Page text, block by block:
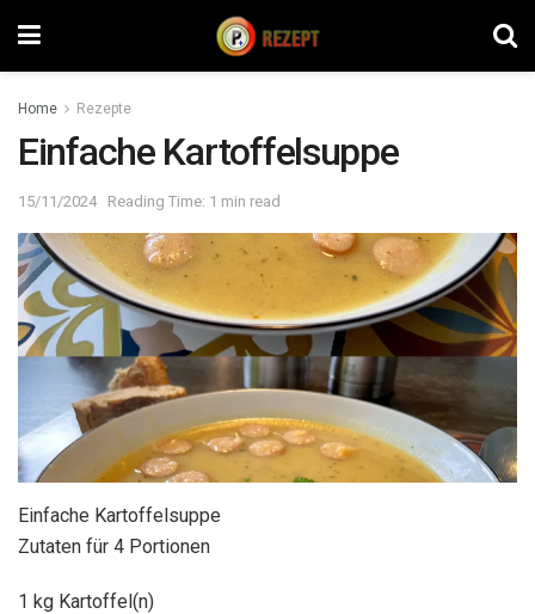
Home Rezepte
Einfache Kartoffelsuppe
15/11/2024 Reading Time: 1 min read
Einfache Kartoffelsuppe
Zutaten für 4 Portionen
1 kg Kartoffel(n)